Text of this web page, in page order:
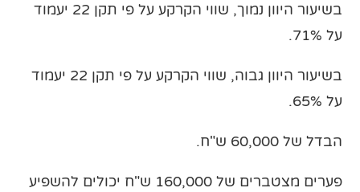
בשיעור היוון נמוך, שווי הקרקע על פי תקן 22 יעמוד
על 71%.
בשיעור היוון גבוה, שווי הקרקע על פי תקן 22 יעמוד
על 65%.
הבדל של 60,000 ש"ח.
פערים מצטברים של 160,000 ש"ח יכולים להשפיע